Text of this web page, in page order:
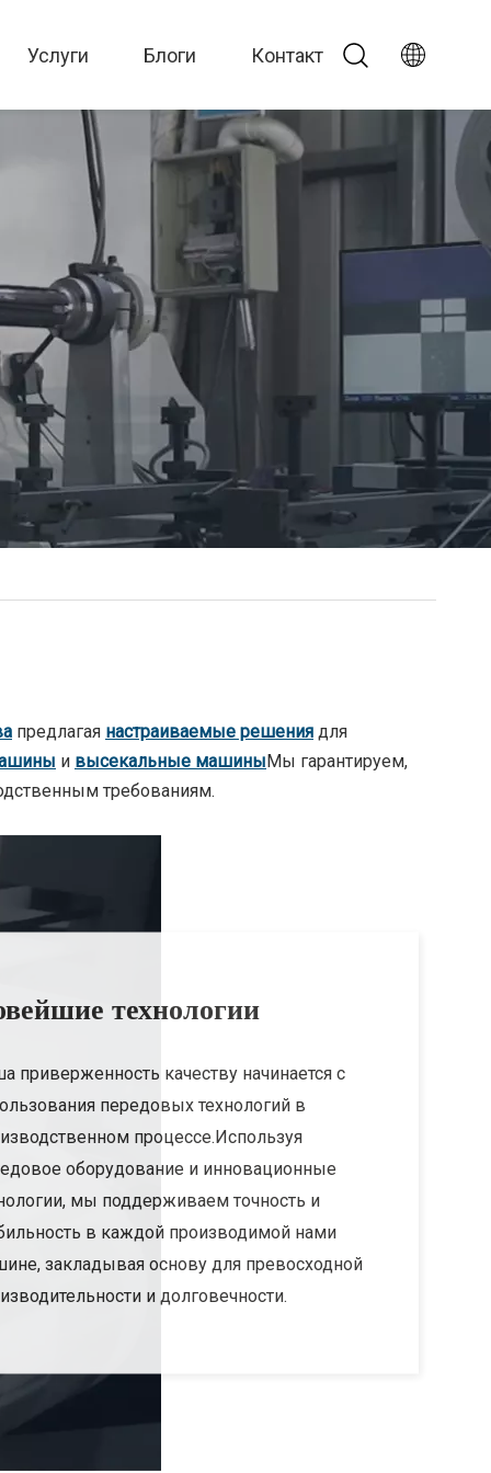
Услуги Блоги Контакт
предлагая настраиваемые решения для
и высекальные машиныМы гарантируем,
требованиям.
технологии
приверженность качеству начинается с
передовых технологий в
процессе.Используя
оборудование и инновационные
мы поддерживаем точность и
в каждой производимой нами
закладывая основу для превосходной
и долговечности.